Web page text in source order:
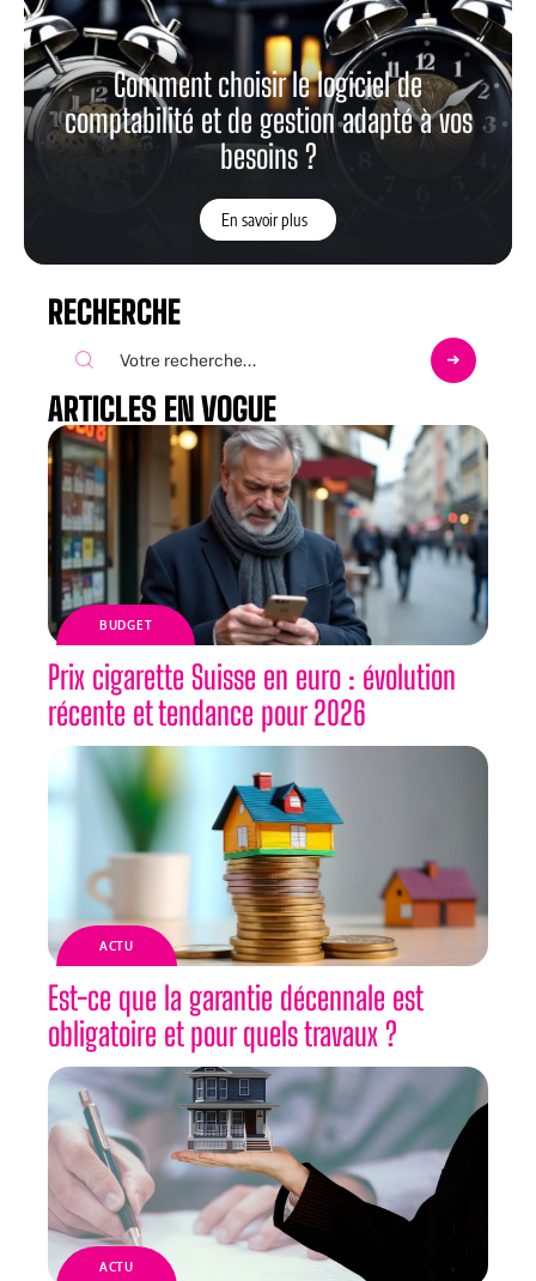
Comment choisir le logiciel de
comptabilité et de gestion adapté à vos
besoins ?
En savoir plus
RECHERCHE
ARTICLES EN VOGUE
BUDGET
Prix cigarette Suisse en euro : évolution
récente et tendance pour 2026
ACTU
Est-ce que la garantie décennale est
obligatoire et pour quels travaux ?
ACTU